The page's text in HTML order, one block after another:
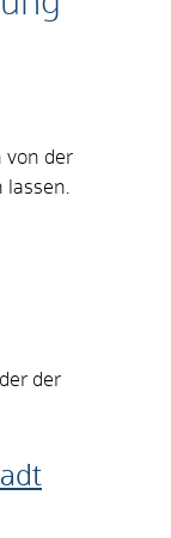
von der
der